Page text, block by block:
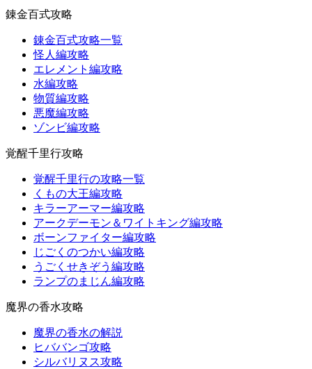
錬金百式攻略
錬金百式攻略一覧
怪人編攻略
エレメント編攻略
水編攻略
物質編攻略
悪魔編攻略
ゾンビ編攻略
覚醒千里行攻略
覚醒千里行の攻略一覧
くもの大王編攻略
キラーアーマー編攻略
アークデーモン＆ワイトキング編攻略
ボーンファイター編攻略
じごくのつかい編攻略
うごくせきぞう編攻略
ランプのまじん編攻略
魔界の香水攻略
魔界の香水の解説
ヒババンゴ攻略
シルバリヌス攻略